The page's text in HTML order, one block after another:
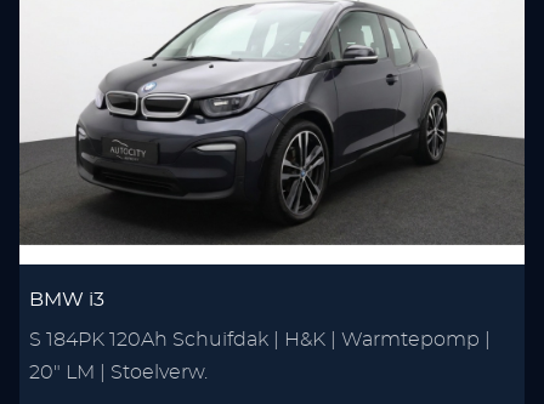
BMW i3
S 184PK 120Ah Schuifdak | H&K | Warmtepomp |
20" LM | Stoelverw.